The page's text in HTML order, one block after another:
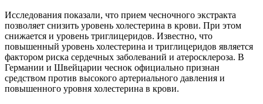
Исследования показали, что прием чесночного экстракта
позволяет снизить уровень холестерина в крови. При этом
снижается и уровень триглицеридов. Известно, что
повышенный уровень холестерина и триглицеридов является
фактором риска сердечных заболеваний и атеросклероза. В
Германии и Швейцарии чеснок официально признан
средством против высокого артериального давления и
повышенного уровня холестерина в крови.